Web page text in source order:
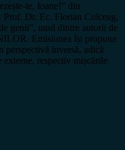
te, Ioane!” din
Dr. Ec. Florian Colceag,
genii”, unul dintre autorii de
Emisiunea își propune
perspectivă inversă, adică
respectiv mișcările